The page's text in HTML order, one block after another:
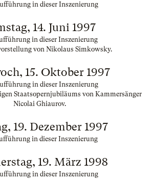
in dieser Inszenierung
14. Juni 1997
in dieser Inszenierung
von Nikolaus Simkowsky.
15. Oktober 1997
in dieser Inszenierung
Staatsopernjubiläums von Kammersänger
Nicolai Ghiaurov.
19. Dezember 1997
in dieser Inszenierung
19. März 1998
in dieser Inszenierung